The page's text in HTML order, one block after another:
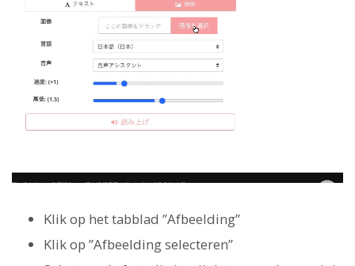
Klik op het tabblad ”Afbeelding”
Klik op ”Afbeelding selecteren”